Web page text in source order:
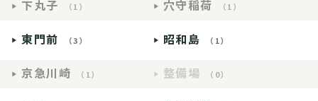
下丸子 （1） 穴守稲荷 （1）
東門前 （3） 昭和島 （1）
京急川崎 （1） 整備場 （0）